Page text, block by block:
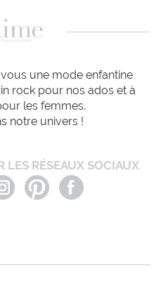
une mode enfantine
rock pour nos ados et à
les femmes.
notre univers !
LES RÉSEAUX SOCIAUX